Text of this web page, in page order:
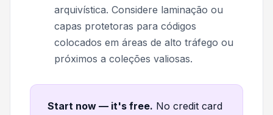
arquivística. Considere laminação ou
capas protetoras para códigos
colocados em áreas de alto tráfego ou
próximos a coleções valiosas.
Start now — it's free. No credit card